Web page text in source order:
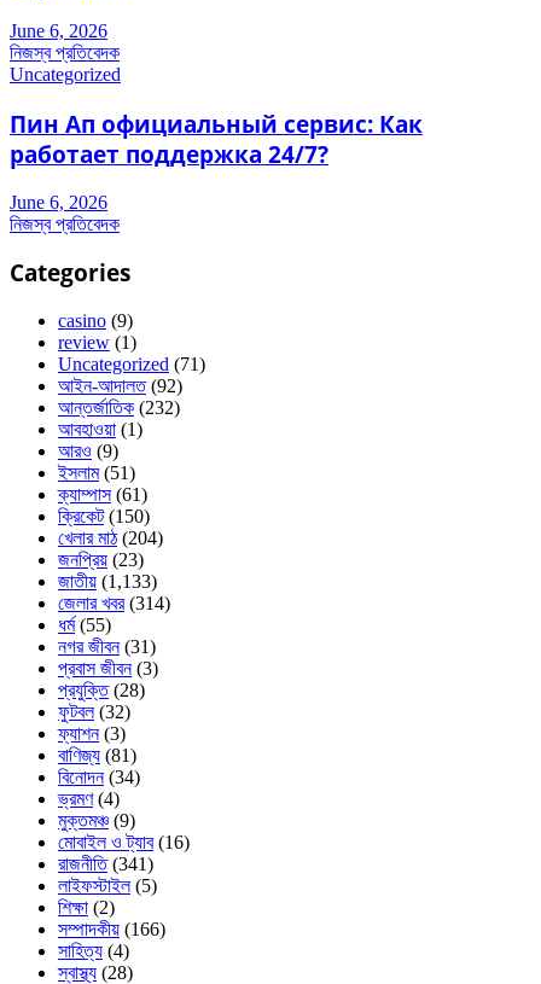
June 6, 2026
নিজস্ব প্রতিবেদক
Uncategorized
Пин Ап официальный сервис: Как
работает поддержка 24/7?
June 6, 2026
নিজস্ব প্রতিবেদক
Categories
casino (9)
review (1)
Uncategorized (71)
আইন-আদালত(92)
আন্তর্জাতিক (232)
আবহাওয়া (1)
আরও (9)
ইসলাম(51)
ক্যাম্পাস(61)
ক্রিকেট(150)
খেলার মাঠ(204)
জনপ্রিয় (23)
জাতীয় (1,133)
জেলার খবর(314)
ধর্ম(55)
নগর জীবন(31)
প্রবাস জীবন(3)
প্রযুক্তি(28)
ফুটবল(32)
ফ্যাশন(3)
বাণিজ্য (81)
বিনোদন(34)
ভ্রমণ(4)
মুক্তমঞ্চ (9)
মোবাইল ও ট্যাব(16)
রাজনীতি(341)
লাইফস্টাইল(5)
শিক্ষা (2)
সম্পাদকীয় (166)
সাহিত্য (4)
স্বাস্থ্য (28)